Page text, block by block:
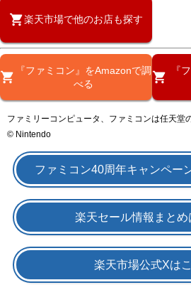
楽天市場で他のお店も探す
『ファミコン』をAmazonで調
べる
『
ファミリーコンピュータ、ファミコンは任天堂
© Nintendo
ファミコン40周年キャンペー
楽天セール情報まとめ
楽天市場公式Xは